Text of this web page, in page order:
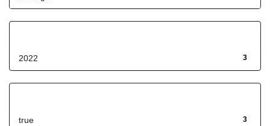
3
2022
3
true